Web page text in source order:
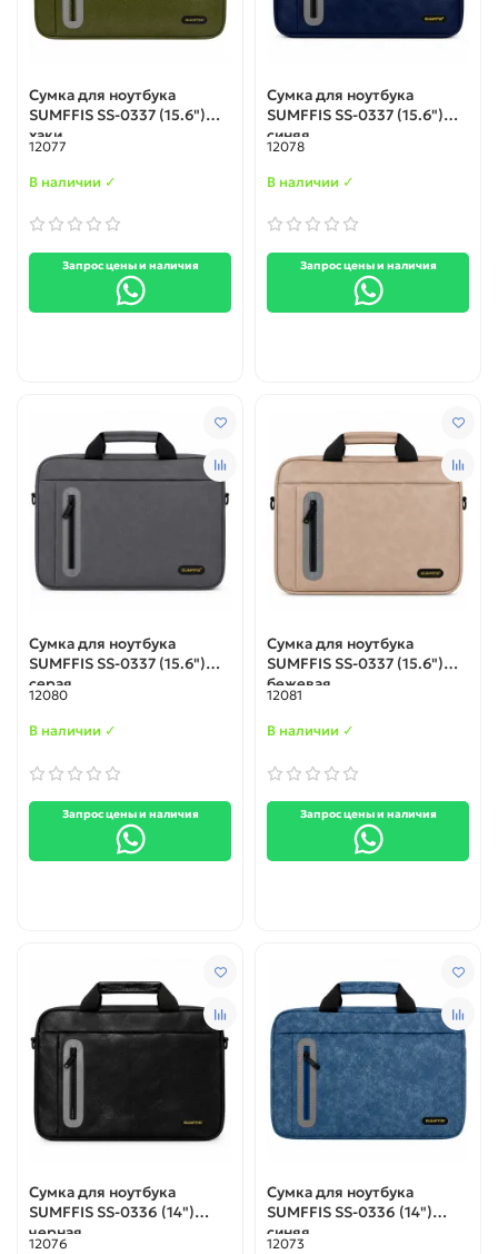
Сумка для ноутбука
SUMFFIS SS-0337 (15.6")
хаки
12077
В наличии ✓
Запрос цены и наличия
Сумка для ноутбука
SUMFFIS SS-0337 (15.6")
синяя
12078
В наличии ✓
Запрос цены и наличия
Сумка для ноутбука
SUMFFIS SS-0337 (15.6")
серая
12080
В наличии ✓
Запрос цены и наличия
Сумка для ноутбука
SUMFFIS SS-0337 (15.6")
бежевая
12081
В наличии ✓
Запрос цены и наличия
Сумка для ноутбука
SUMFFIS SS-0336 (14")
черная
12076
Сумка для ноутбука
SUMFFIS SS-0336 (14")
синяя
12073